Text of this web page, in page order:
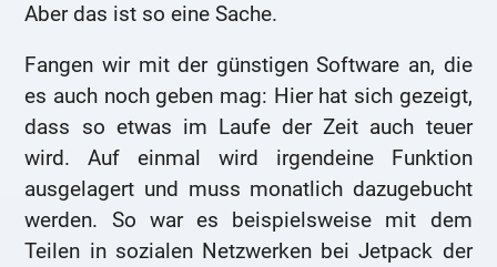
Aber das ist so eine Sache.
Fangen wir mit der günstigen Software an, die
es auch noch geben mag: Hier hat sich gezeigt,
dass so etwas im Laufe der Zeit auch teuer
wird. Auf einmal wird irgendeine Funktion
ausgelagert und muss monatlich dazugebucht
werden. So war es beispielsweise mit dem
Teilen in sozialen Netzwerken bei Jetpack der